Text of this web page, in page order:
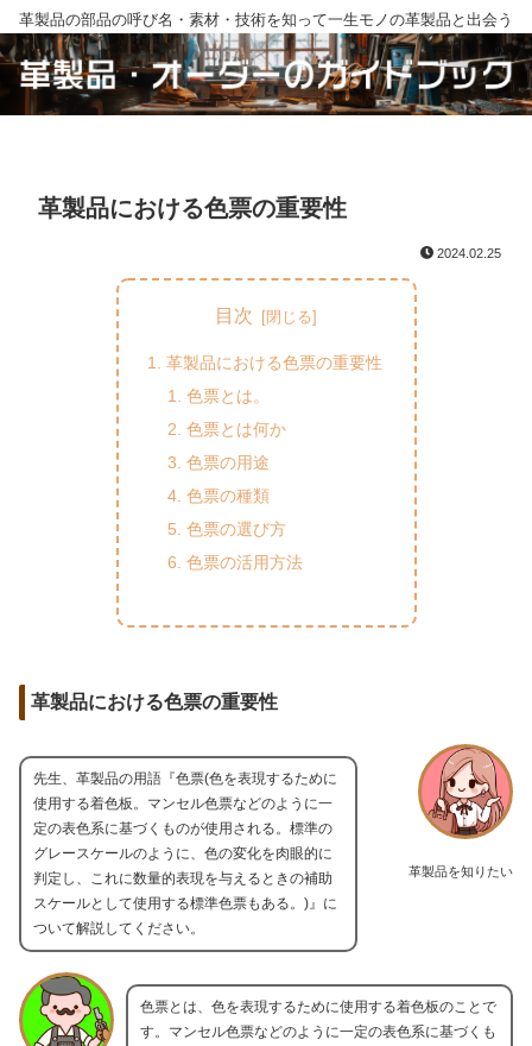
革製品の部品の呼び名・素材・技術を知って一生モノの革製品と出会う
革製品における色票の重要性
2024.02.25
目次
革製品における色票の重要性
色票とは。
色票とは何か
色票の用途
色票の種類
色票の選び方
色票の活用方法
革製品における色票の重要性
革製品を知りたい
先生、革製品の用語『色票(色を表現するために
使用する着色板。マンセル色票などのように一
定の表色系に基づくものが使用される。標準の
グレースケールのように、色の変化を肉眼的に
判定し、これに数量的表現を与えるときの補助
スケールとして使用する標準色票もある。)』に
ついて解説してください。
色票とは、色を表現するために使用する着色板のことで
す。マンセル色票などのように一定の表色系に基づくも